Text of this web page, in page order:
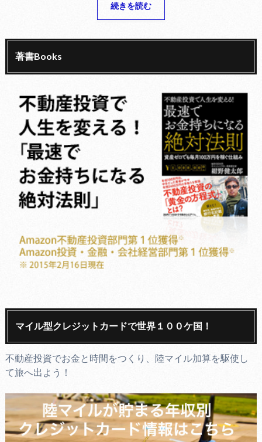
続きを読む
著書Books
マイル型クレジットカードで世界１００ケ国！
不動産投資でお金と時間をつくり、陸マイル加算を駆使し
て旅へ出よう！